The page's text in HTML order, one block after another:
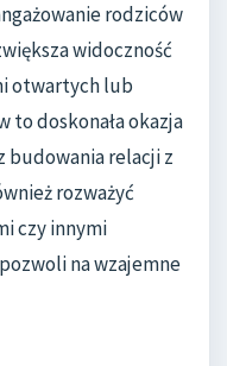
rodziców
widoczność
otwartych lub
to doskonała okazja
budowania relacji z
rozważyć
czy innymi
na wzajemne